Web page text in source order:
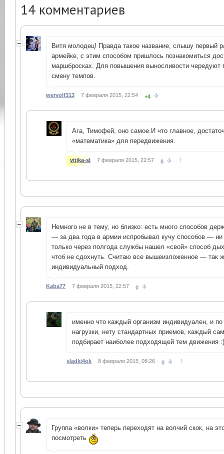
14 комментариев
Витя молодец! Правда такое название, слышу первый
армейке, с этим способом пришлось познакомиться
маршбросках. Для повышения выносливости чередуют
смену темпов.
wervolf313 7 февраля 2015, 22:54 +4
Ага, Тимофей, оно самое.И что главное,
«математика» для передвижения.
vitjka-sl 7 февраля 2015, 22:57 0 ↑
Немного не в тему, но близко: есть много способов
— за два года в армии испробывал кучу способов — ни
только через полгода службы нашел «свой» способ
чтоб не сдохнуть. Считаю все вышеизложенное — так
индивидуальный подход.
Kaba77 7 февраля 2015, 22:57 0
именно что каждый организм индивидуален, и
нагрузки, нету стандартных приемов, каждый
подбирает наиболее подходящей тем движения
sladki4ok 8 февраля 2015, 08:26 0 ↑
Группа «волки» теперь переходят на волчий скок, на
посмотреть